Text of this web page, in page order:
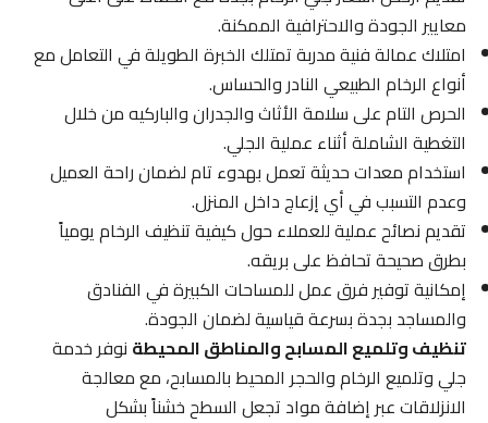
معايير الجودة والاحترافية الممكنة.
امتلاك عمالة فنية مدربة تمتلك الخبرة الطويلة في التعامل مع
أنواع الرخام الطبيعي النادر والحساس.
الحرص التام على سلامة الأثاث والجدران والباركيه من خلال
التغطية الشاملة أثناء عملية الجلي.
استخدام معدات حديثة تعمل بهدوء تام لضمان راحة العميل
وعدم التسبب في أي إزعاج داخل المنزل.
تقديم نصائح عملية للعملاء حول كيفية تنظيف الرخام يومياً
بطرق صحيحة تحافظ على بريقه.
إمكانية توفير فرق عمل للمساحات الكبيرة في الفنادق
والمساجد بجدة بسرعة قياسية لضمان الجودة.
تنظيف وتلميع المسابح والمناطق المحيطةنوفر خدمة
جلي وتلميع الرخام والحجر المحيط بالمسابح، مع معالجة
الانزلاقات عبر إضافة مواد تجعل السطح خشناً بشكل